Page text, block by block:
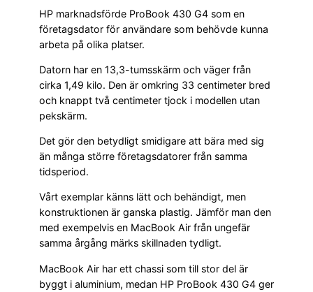
HP marknadsförde ProBook 430 G4 som en
företagsdator för användare som behövde kunna
arbeta på olika platser.
Datorn har en 13,3-tumsskärm och väger från
cirka 1,49 kilo. Den är omkring 33 centimeter bred
och knappt två centimeter tjock i modellen utan
pekskärm.
Det gör den betydligt smidigare att bära med sig
än många större företagsdatorer från samma
tidsperiod.
Vårt exemplar känns lätt och behändigt, men
konstruktionen är ganska plastig. Jämför man den
med exempelvis en MacBook Air från ungefär
samma årgång märks skillnaden tydligt.
MacBook Air har ett chassi som till stor del är
byggt i aluminium, medan HP ProBook 430 G4 ger